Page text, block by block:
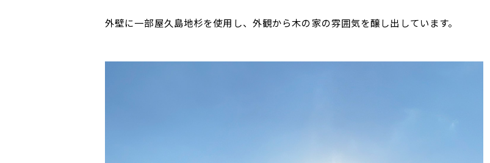
外壁に一部屋久島地杉を使用し、外観から木の家の雰囲気を醸し出しています。